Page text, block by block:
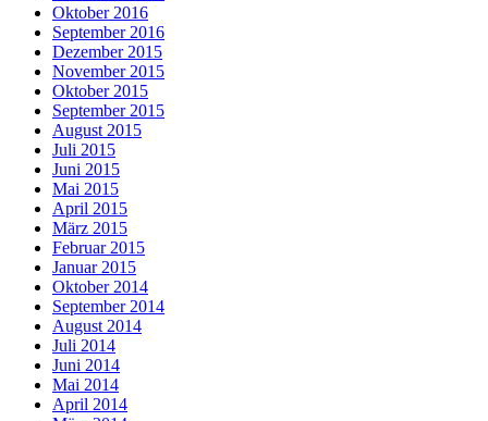
Oktober 2016
September 2016
Dezember 2015
November 2015
Oktober 2015
September 2015
August 2015
Juli 2015
Juni 2015
Mai 2015
April 2015
März 2015
Februar 2015
Januar 2015
Oktober 2014
September 2014
August 2014
Juli 2014
Juni 2014
Mai 2014
April 2014